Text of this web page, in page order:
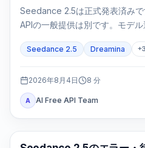
Seedance 2.5は正式発表済み
APIの一般提供は別です。モデ
Seedance 2.5 Dreamina +3
2026年8月4日 8 分
A AI Free API Team
AI 動画生成